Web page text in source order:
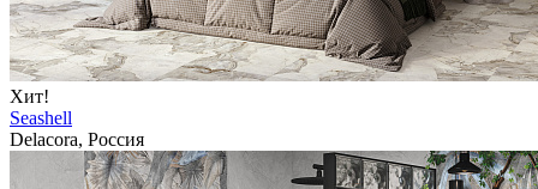
Хит!
Seashell
Delacora, Россия